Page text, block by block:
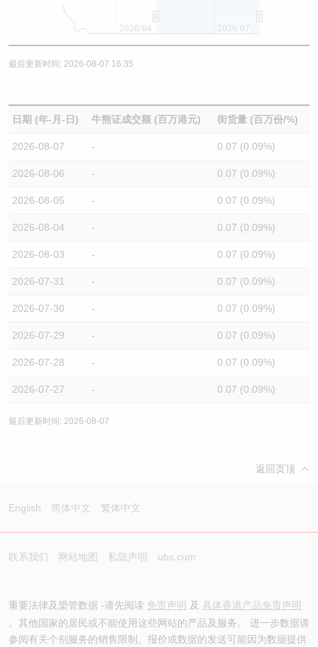
2026/04 2026/07
最后更新时间: 2026-08-07 16:35
日期 (年-月-日) 牛熊证成交额 (百万港元) 街货量 (百万份/%)
2026-08-07 - 0.07 (0.09%)
2026-08-06 - 0.07 (0.09%)
2026-08-05 - 0.07 (0.09%)
2026-08-04 - 0.07 (0.09%)
2026-08-03 - 0.07 (0.09%)
2026-07-31 - 0.07 (0.09%)
2026-07-30 - 0.07 (0.09%)
2026-07-29 - 0.07 (0.09%)
2026-07-28 - 0.07 (0.09%)
2026-07-27 - 0.07 (0.09%)
最后更新时间: 2026-08-07
返回页顶
English 简体中文 繁体中文
联系我们 网站地图 私隐声明 ubs.com
重要法律及槼管数据 -请先阅读 免责声明 及 具体香港产品免责声明
。其他国家的居民或不能使用这些网站的产品及服务。 进一步数据请
参阅有关个别服务的销售限制。报价或数据的发送可能因为数据提供